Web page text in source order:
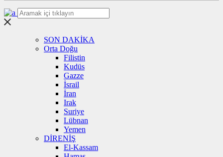
SON DAKİKA
Orta Doğu
Filistin
Kudüs
Gazze
İsrail
İran
Irak
Suriye
Lübnan
Yemen
DİRENİŞ
El-Kassam